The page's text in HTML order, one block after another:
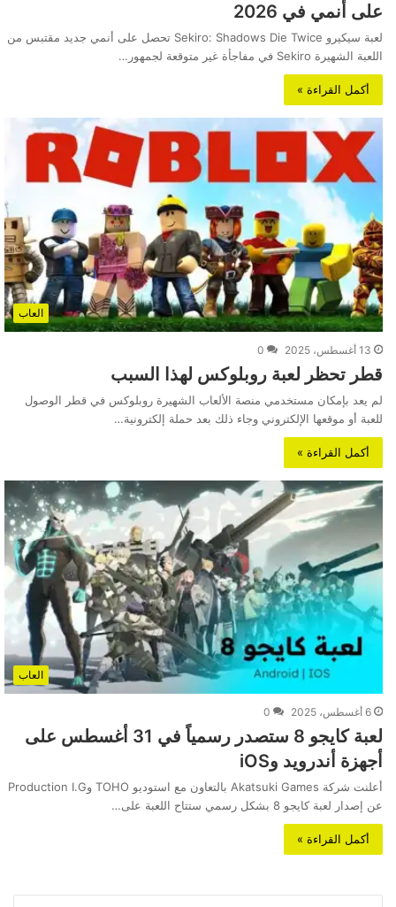
على أنمي في 2026
لعبة سيكيرو Sekiro: Shadows Die Twice تحصل على أنمي جديد مقتبس من
اللعبة الشهيرة Sekiro في مفاجأة غير متوقعة لجمهور…
أكمل القراءة »
العاب
13 أغسطس، 2025 0
قطر تحظر لعبة روبلوكس لهذا السبب
لم يعد بإمكان مستخدمي منصة الألعاب الشهيرة روبلوكس في قطر الوصول
للعبة أو موقعها الإلكتروني وجاء ذلك بعد حملة إلكترونية…
أكمل القراءة »
العاب
6 أغسطس، 2025 0
لعبة كايجو 8 ستصدر رسمياً في 31 أغسطس على
أجهزة أندرويد وiOS
أعلنت شركة Akatsuki Games بالتعاون مع استوديو TOHO وProduction I.G
عن إصدار لعبة كايجو 8 بشكل رسمي ستتاح اللعبة على…
أكمل القراءة »